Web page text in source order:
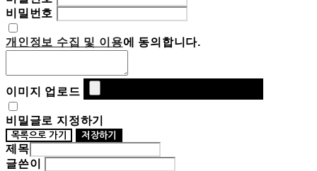
비밀번호
개인정보 수집 및 이용에 동의합니다.
이미지 업로드
비밀글로 지정하기
목록으로 가기 저장하기
제목
글쓴이